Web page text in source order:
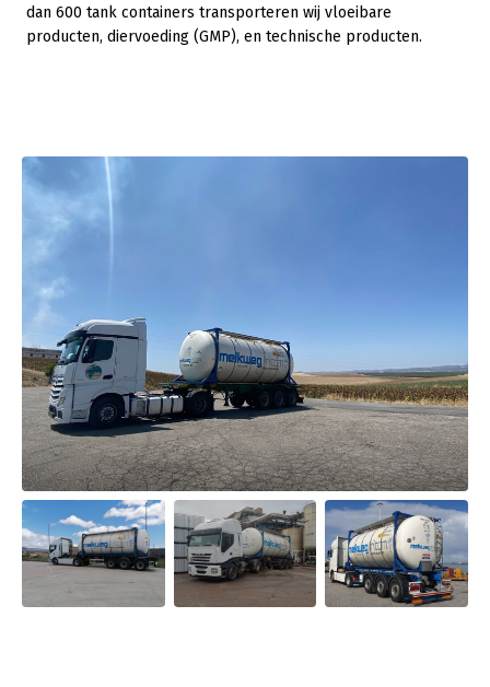
dan 600 tank containers transporteren wij vloeibare
producten, diervoeding (GMP), en technische producten.